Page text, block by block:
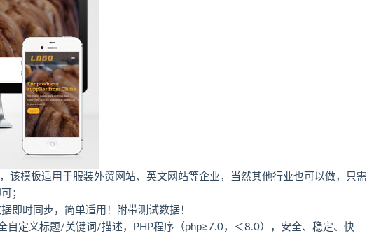
该模板适用于服装外贸网站、英文网站等企业，当然其他行业也可以做，只需
；
即时同步，简单适用！附带测试数据！
自定义标题/关键词/描述，PHP程序（php≥7.0，＜8.0），安全、稳定、快